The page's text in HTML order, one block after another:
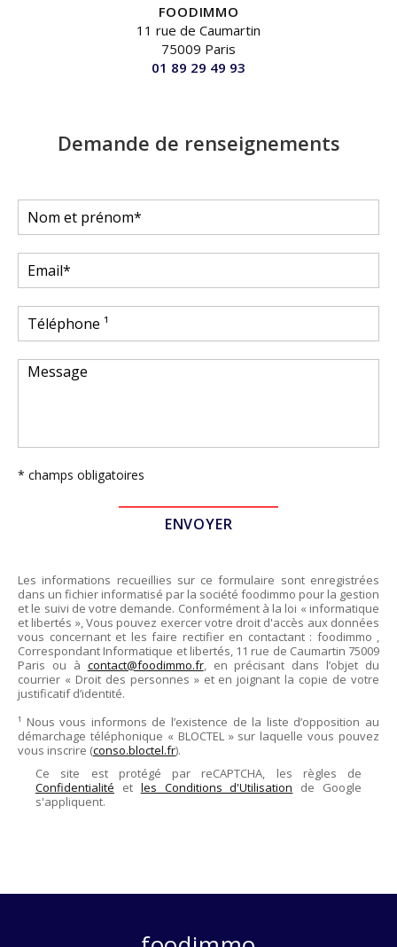
FOODIMMO
11 rue de Caumartin
75009 Paris
01 89 29 49 93
Demande de renseignements
* champs obligatoires
Les informations recueillies sur ce formulaire sont enregistrées
dans un fichier informatisé par la société foodimmo pour la gestion
et le suivi de votre demande. Conformément à la loi « informatique
et libertés », Vous pouvez exercer votre droit d'accès aux données
vous concernant et les faire rectifier en contactant : foodimmo ,
Correspondant Informatique et libertés, 11 rue de Caumartin 75009
Paris ou à contact@foodimmo.fr, en précisant dans l’objet du
courrier « Droit des personnes » et en joignant la copie de votre
justificatif d’identité.
¹ Nous vous informons de l’existence de la liste d’opposition au
démarchage téléphonique « BLOCTEL » sur laquelle vous pouvez
vous inscrire (conso.bloctel.fr).
Ce site est protégé par reCAPTCHA, les règles de
Confidentialité et les Conditions d'Utilisation de Google
s'appliquent.